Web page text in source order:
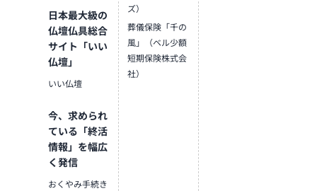
保証付きです。お仏
壇の製造には自信が
あります。
☆「仏壇公正取引協
議会」会員であり、
店内のお仏壇は正し
たしております。
▼当店ではコロナ対
策として下記の項目
を実施しております
日本最大級の
仏壇仏具総合
サイト「いい
仏壇」
いい仏壇
今、求められ
ている「終活
情報」を幅広
く発信
おくやみ手続き
ズ）
葬儀保険「千の
風」（ベル少額
短期保険株式会
社）